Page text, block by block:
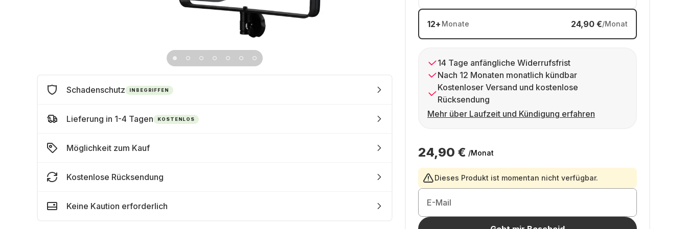
12+ Monate 24,90 €/Monat
14 Tage anfängliche Widerrufsfrist
Nach 12 Monaten monatlich kündbar
Kostenloser Versand und kostenlose
Rücksendung
Mehr über Laufzeit und Kündigung erfahren
24,90 € /Monat
Dieses Produkt ist momentan nicht verfügbar.
E-Mail
Schadenschutz INBEGRIFFEN
Lieferung in 1-4 Tagen KOSTENLOS
Möglichkeit zum Kauf
Kostenlose Rücksendung
Keine Kaution erforderlich